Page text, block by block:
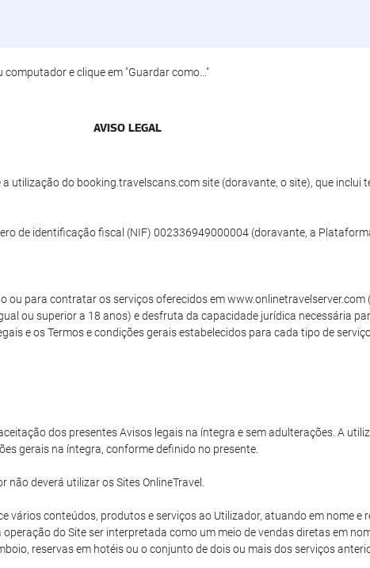
e clique em "Guardar como..."
AVISO LEGAL
utilização do booking.travelscans.com site (doravante, o site), que inclui
de identificação fiscal (NIF) 002336949000004 (doravante, a
ou para contratar os serviços oferecidos em
ou superior a 18 anos) e desfruta da capacidade jurídica necessária
e os Termos e condições gerais estabelecidos para cada tipo de
dos presentes Avisos legais na íntegra e sem adulterações. A
gerais na íntegra, conforme definido no presente.
deverá utilizar os Sites OnlineTravel.
vários conteúdos, produtos e serviços ao Utilizador, atuando em nome e
do Site ser interpretada como um meio de vendas diretas em
reservas em hotéis ou o conjunto de dois ou mais dos serviços